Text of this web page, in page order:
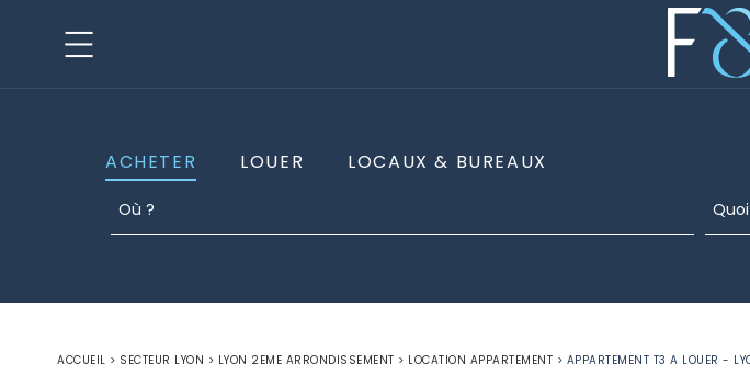
ACHETER LOUER LOCAUX & BUREAUX
ACCUEIL > SECTEUR LYON > LYON 2EME ARRONDISSEMENT > LOCATION APPARTEMENT > APPARTEMENT T3 A LOUER -